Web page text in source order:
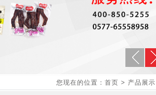
您现在的位置：首页 > 产品展示